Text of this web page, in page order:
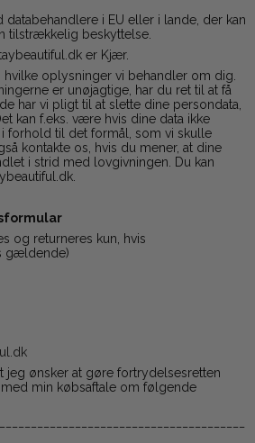
i EU eller i lande, der kan
tilstrækkelig beskyttelse.
er Kjær.
hvilke oplysninger vi behandler om dig.
er unøjagtige, har du ret til at få
har vi pligt til at slette dine persondata,
kan f.eks. være hvis dine data ikke
forhold til det formål, som vi skulle
kontakte os, hvis du mener, at dine
i strid med lovgivningen. Du kan
og returneres kun, hvis
gældende)
jeg ønsker at gøre fortrydelsesretten
min købsaftale om følgende